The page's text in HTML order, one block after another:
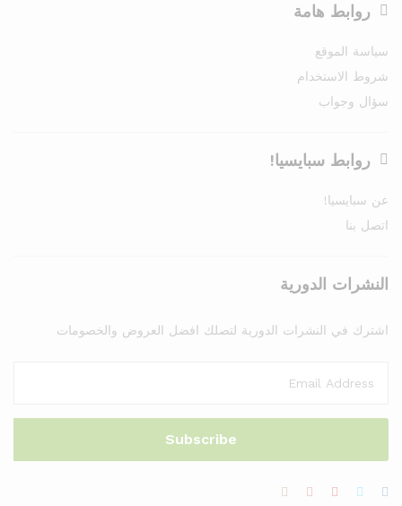
روابط هامة
سياسة الموقع
شروط الاستخدام
سؤال وجواب
روابط سبايسيا!
عن سبايسيا!
اتصل بنا
النشرات الدورية
اشترك في النشرات الدورية لتصلك افضل العروض والخصومات